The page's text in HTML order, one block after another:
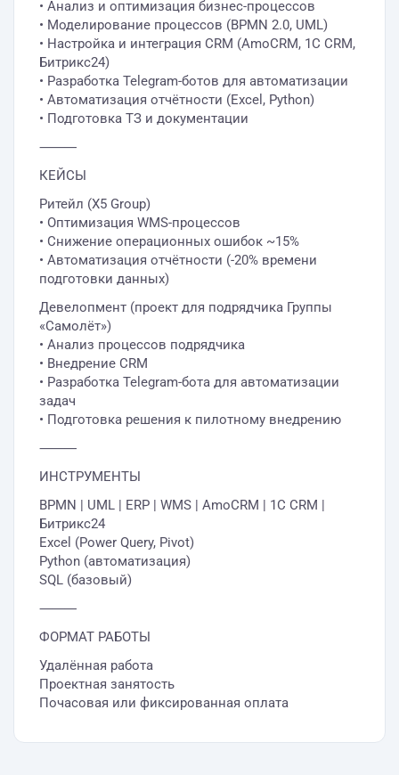
• Анализ и оптимизация бизнес-процессов
• Моделирование процессов (BPMN 2.0, UML)
• Настройка и интеграция CRM (AmoCRM, 1С CRM,
Битрикс24)
• Разработка Telegram-ботов для автоматизации
• Автоматизация отчётности (Excel, Python)
• Подготовка ТЗ и документации
⸻
КЕЙСЫ
Ритейл (X5 Group)
• Оптимизация WMS-процессов
• Снижение операционных ошибок ~15%
• Автоматизация отчётности (-20% времени
подготовки данных)
Девелопмент (проект для подрядчика Группы
«Самолёт»)
• Анализ процессов подрядчика
• Внедрение CRM
• Разработка Telegram-бота для автоматизации
задач
• Подготовка решения к пилотному внедрению
⸻
ИНСТРУМЕНТЫ
BPMN | UML | ERP | WMS | AmoCRM | 1С CRM |
Битрикс24
Excel (Power Query, Pivot)
Python (автоматизация)
SQL (базовый)
⸻
ФОРМАТ РАБОТЫ
Удалённая работа
Проектная занятость
Почасовая или фиксированная оплата